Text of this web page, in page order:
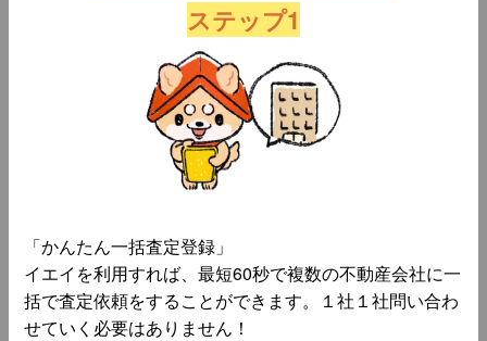
ステップ1
「かんたん一括査定登録」
イエイを利用すれば、最短60秒で複数の不動産会社に一
括で査定依頼をすることができます。１社１社問い合わ
せていく必要はありません！